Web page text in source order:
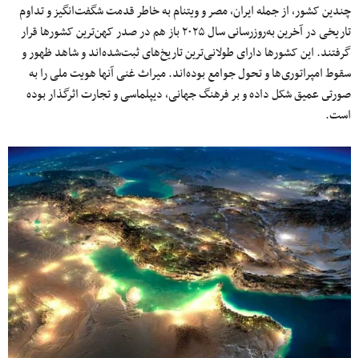
چندین کشور، از جمله ایران، مصر و ویتنام به خاطر قدمت شگفت‌انگیز و تداوم
تاریخی‌ در آخرین به‌‌روزرسانى سال ۲۰۲۵ باز هم در صدر کهن‌‌ترین کشورها قرار
گرفتند. این کشورها دارای طولانی‌ترین تاریخ‌های ثبت‌‌شده‌اند و شاهد ظهور و
سقوط امپراتوری‌ها و تحول جوامع بوده‌اند. میراث غنی آنها هویت ملی را به
صورتى عمیق شکل داده و بر فرهنگ جهانی، دیپلماسی و تجارت اثرگذار بوده
است.